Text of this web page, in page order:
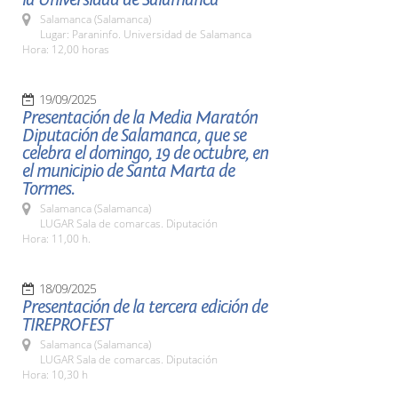
Salamanca (Salamanca)
Lugar: Paraninfo. Universidad de Salamanca
Hora: 12,00 horas
19/09/2025
Presentación de la Media Maratón
Diputación de Salamanca, que se
celebra el domingo, 19 de octubre, en
el municipio de Santa Marta de
Tormes.
Salamanca (Salamanca)
LUGAR Sala de comarcas. Diputación
Hora: 11,00 h.
18/09/2025
Presentación de la tercera edición de
TIREPROFEST
Salamanca (Salamanca)
LUGAR Sala de comarcas. Diputación
Hora: 10,30 h